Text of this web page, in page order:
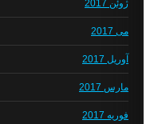
ژوئن 2017
می 2017
آوریل 2017
مارس 2017
فوریه 2017